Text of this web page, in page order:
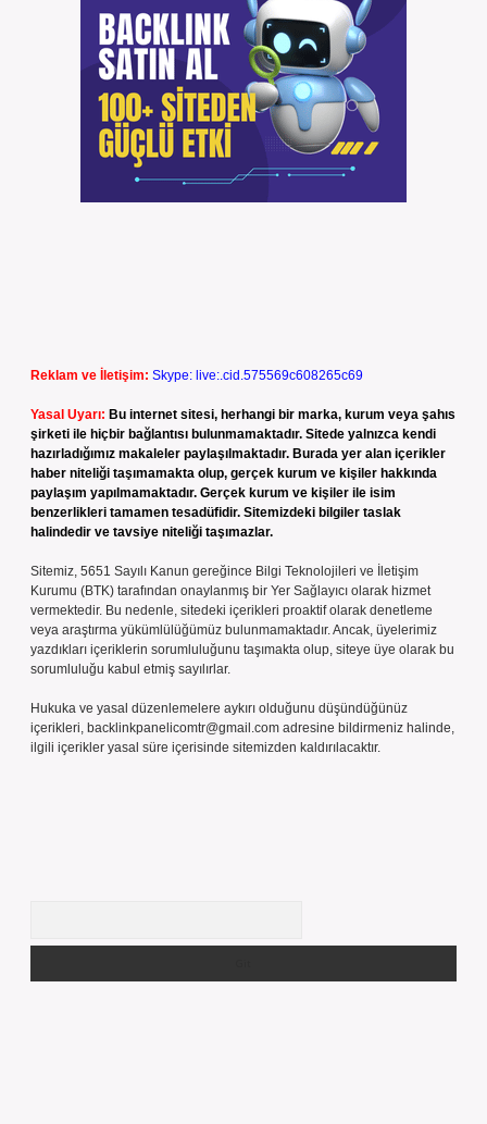
Reklam ve İletişim: Skype: live:.cid.575569c608265c69
Yasal Uyarı: Bu internet sitesi, herhangi bir marka, kurum veya şahıs
şirketi ile hiçbir bağlantısı bulunmamaktadır. Sitede yalnızca kendi
hazırladığımız makaleler paylaşılmaktadır. Burada yer alan içerikler
haber niteliği taşımamakta olup, gerçek kurum ve kişiler hakkında
paylaşım yapılmamaktadır. Gerçek kurum ve kişiler ile isim
benzerlikleri tamamen tesadüfidir. Sitemizdeki bilgiler taslak
halindedir ve tavsiye niteliği taşımazlar.
Sitemiz, 5651 Sayılı Kanun gereğince Bilgi Teknolojileri ve İletişim
Kurumu (BTK) tarafından onaylanmış bir Yer Sağlayıcı olarak hizmet
vermektedir. Bu nedenle, sitedeki içerikleri proaktif olarak denetleme
veya araştırma yükümlülüğümüz bulunmamaktadır. Ancak, üyelerimiz
yazdıkları içeriklerin sorumluluğunu taşımakta olup, siteye üye olarak bu
sorumluluğu kabul etmiş sayılırlar.
Hukuka ve yasal düzenlemelere aykırı olduğunu düşündüğünüz
içerikleri, backlinkpanelicomtr@gmail.com adresine bildirmeniz halinde,
ilgili içerikler yasal süre içerisinde sitemizden kaldırılacaktır.